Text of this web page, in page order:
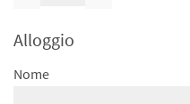
Alloggio
Nome